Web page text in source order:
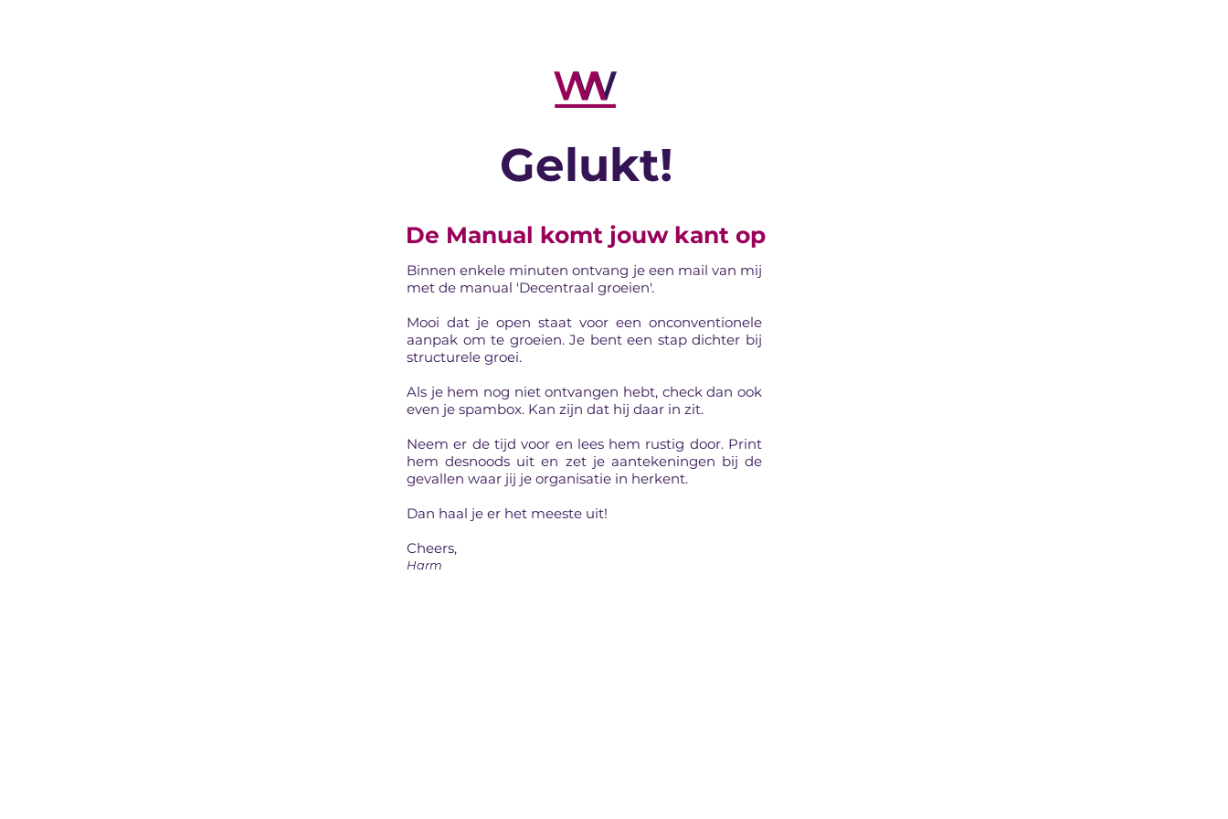
Gelukt!
De Manual komt jouw kant op
Binnen enkele minuten ontvang je een mail van mij
met de manual 'Decentraal groeien'.
Mooi dat je open staat voor een onconventionele
aanpak om te groeien. Je bent een stap dichter bij
structurele groei.
Als je hem nog niet ontvangen hebt, check dan ook
even je spambox. Kan zijn dat hij daar in zit.
Neem er de tijd voor en lees hem rustig door. Print
hem desnoods uit en zet je aantekeningen bij de
gevallen waar jij je organisatie in herkent.
Dan haal je er het meeste uit!
Cheers,
Harm